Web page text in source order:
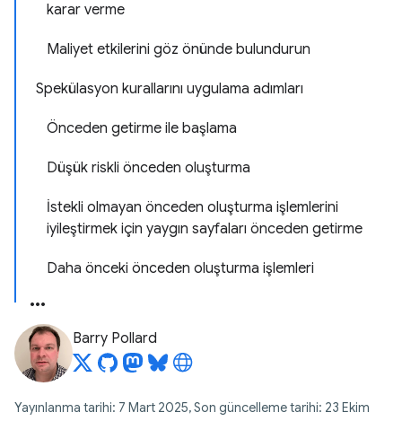
karar verme
Maliyet etkilerini göz önünde bulundurun
Spekülasyon kurallarını uygulama adımları
Önceden getirme ile başlama
Düşük riskli önceden oluşturma
İstekli olmayan önceden oluşturma işlemlerini
iyileştirmek için yaygın sayfaları önceden getirme
Daha önceki önceden oluşturma işlemleri
Barry Pollard
Yayınlanma tarihi: 7 Mart 2025, Son güncelleme tarihi: 23 Ekim